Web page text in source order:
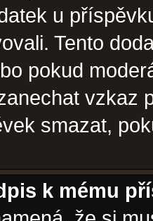
u
Tento
pokud
vzkaz
smazat,
k mému